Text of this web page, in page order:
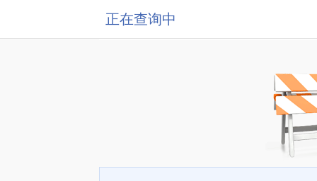
正在查询中